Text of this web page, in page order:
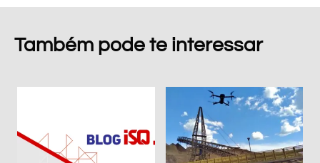
Também pode te interessar